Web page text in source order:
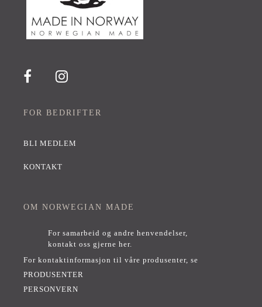
FOR BEDRIFTER
BLI MEDLEM
KONTAKT
OM NORWEGIAN MADE
For samarbeid og andre henvendelser,
kontakt oss gjerne her.
For kontaktinformasjon til våre produsenter, se
PRODUSENTER
PERSONVERN